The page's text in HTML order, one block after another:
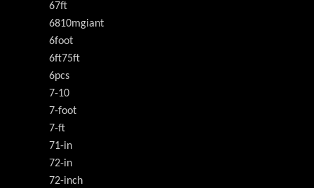
67ft
6810mgiant
6foot
6ft75ft
6pcs
7-10
7-foot
7-ft
71-in
72-in
72-inch